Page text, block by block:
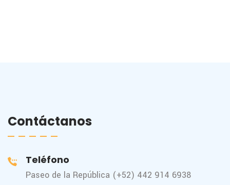
Contáctanos
Teléfono
Paseo de la República (+52) 442 914 6938